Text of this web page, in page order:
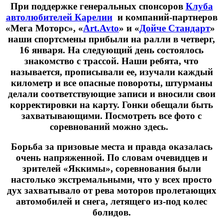
При поддержке генеральных спонсоров Клуба
автолюбителей Карелиии компаний-партнеров
«Мега Моторс», «Art.Avto» и «Дойче Стандарт»
наши спортсмены прибыли на ралли в четверг,
16 января. На следующий день состоялось
знакомство с трассой. Наши ребята, что
называется, прописывали ее, изучали каждый
километр и все опасные повороты, штурманы
делали соответствующие записи и вносили свои
корректировки на карту. Гонки обещали быть
захватывающими. Посмотреть все фото с
соревнований можно здесь.
Борьба за призовые места и правда оказалась
очень напряженной. По словам очевидцев и
зрителей «Яккимы», соревнования были
настолько экстремальными, что у всех просто
дух захватывало от рева моторов пролетающих
автомобилей и снега, летящего из-под колес
болидов.